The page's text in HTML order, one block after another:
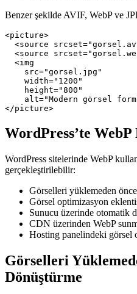
Benzer şekilde AVIF, WebP ve
<picture>
<source
<source
  <img
    src="gorsel.jpg"
    width="1200"
    height="800"
alt="Modern görsel
WordPress’te WebP
WordPress sitelerinde WebP
gerçekleştirilebilir:
Görselleri yüklemeden
Görsel optimizasyon
Sunucu üzerinde otomatik
CDN üzerinden WebP
Hosting panelindeki görsel
Görselleri
Dönüştürme